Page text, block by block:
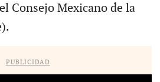
Consejo Mexicano de la
PUBLICIDAD